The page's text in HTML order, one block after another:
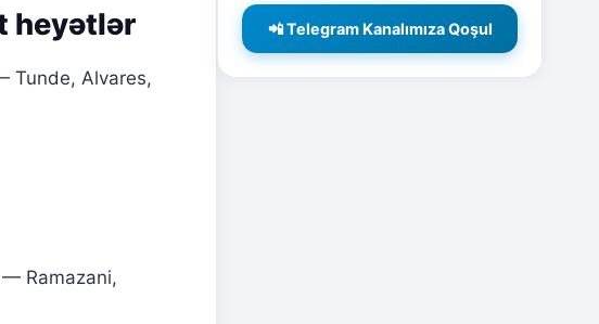
heyətlər
Tunde, Alvares,
Ramazani,
📲 Telegram Kanalımıza Qoşul